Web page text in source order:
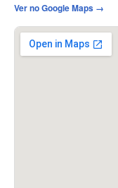
Ver no Google Maps →